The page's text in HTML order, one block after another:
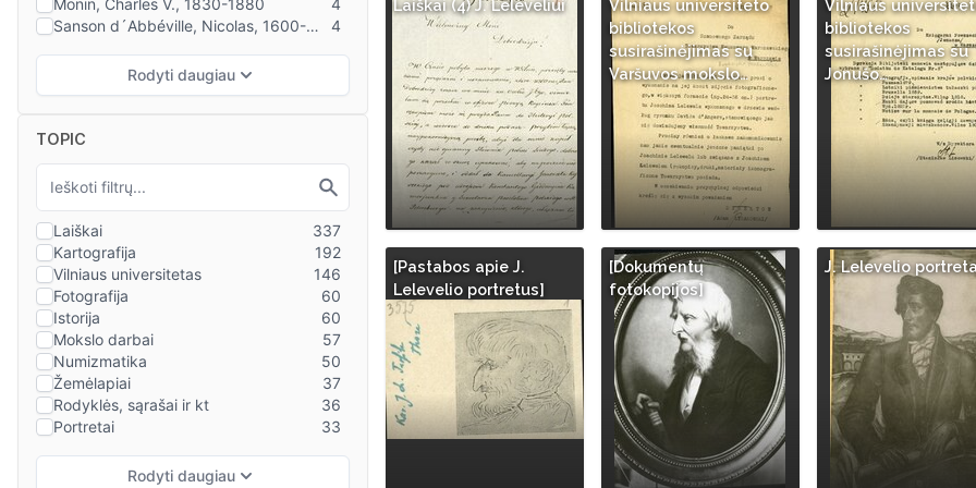
TOPIC
Laiškai (4) J. Leleveliui
Vilniaus universiteto
bibliotekos
susirašinėjimas su
Varšuvos mokslo…
Vilniaus
bibliotekos
susirašinėjimas su
Jonušo…
[Pastabos apie J.
Lelevelio portretus]
[Dokumentų
fotokopijos]
J. Lelevelio